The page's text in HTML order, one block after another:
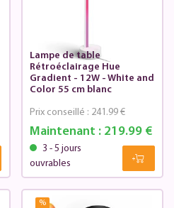
Lampe de table
Rétroéclairage Hue
Gradient - 12W - White and
Color 55 cm blanc
Maintenant : 219.99 €
Prix conseillé : 241.99 €
3 - 5 jours
ouvrables
%